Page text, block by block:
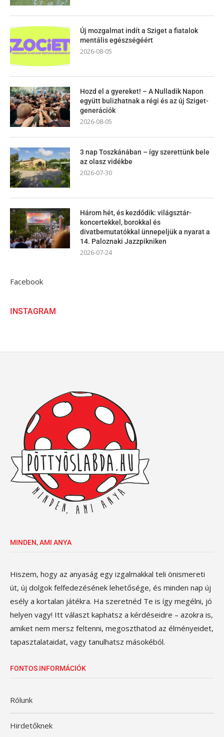
Új mozgalmat indít a Sziget a fiatalok
mentális egészségéért
2026-08-05
Hozd el a gyereket! – A Nulladik Napon
együtt bulizhatnak a régi és az új Sziget-
generációk
2026-08-05
3 nap Toszkánában – így szerettünk bele
az olasz vidékbe
2026-07-30
Három hét, és kezdődik: világsztár-
koncertekkel, borokkal és
divatbemutatókkal ünnepeljük a nyarat a
14. Paloznaki Jazzpikniken
2026-07-24
Facebook
INSTAGRAM
MINDEN, AMI ANYA
Hiszem, hogy az anyaság egy izgalmakkal teli önismereti
út, új dolgok felfedezésének lehetősége, és minden nap új
esély a kortalan játékra. Ha szeretnéd Te is így megélni, jó
helyen vagy! Itt választ kaphatsz a kérdéseidre – azokra is,
amiket nem mersz feltenni, megoszthatod az élményeidet,
tapasztalataidat, vagy tanulhatsz másokéból.
FONTOS INFORMÁCIÓK
Rólunk
Hirdetőknek